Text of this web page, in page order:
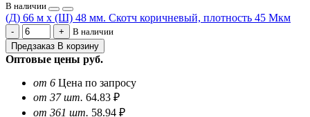
В наличии
(Д) 66 м х (Ш) 48 мм. Скотч коричневый, плотность 45 Мкм
В наличии
Предзаказ В корзину
Оптовые цены руб.
от 6 Цена по запросу
от 37 шт. 64.83 ₽
от 361 шт. 58.94 ₽